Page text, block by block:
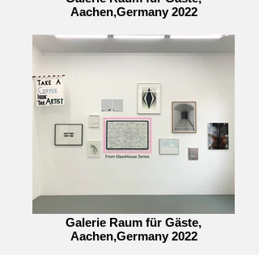
Aachen,Germany 2022
Galerie Raum für Gäste,
Aachen,Germany 2022